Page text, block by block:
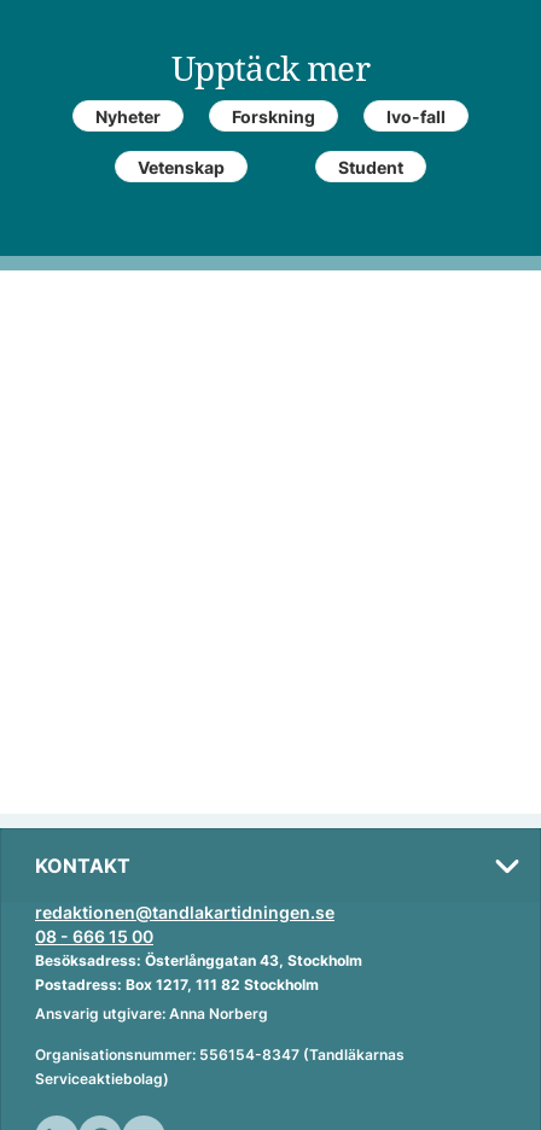
Upptäck mer
Nyheter Forskning Ivo-fall
Vetenskap Student
KONTAKT
redaktionen@tandlakartidningen.se
08 - 666 15 00
Besöksadress: Österlånggatan 43, Stockholm
Postadress: Box 1217, 111 82 Stockholm
Ansvarig utgivare: Anna Norberg
Organisationsnummer: 556154-8347 (Tandläkarnas
Serviceaktiebolag)